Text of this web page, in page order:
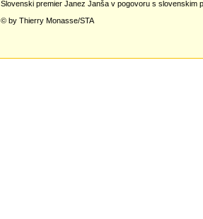
Slovenski premier Janez Janša v pogovoru s slovenskim
© by Thierry Monasse/STA